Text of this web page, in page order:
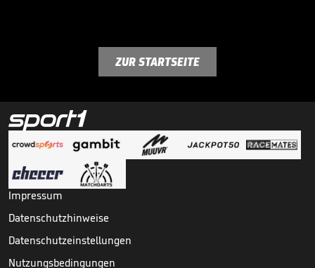
ZUR STARTSEITE
Impressum
Datenschutzhinweise
Datenschutzeinstellungen
Nutzungsbedingungen